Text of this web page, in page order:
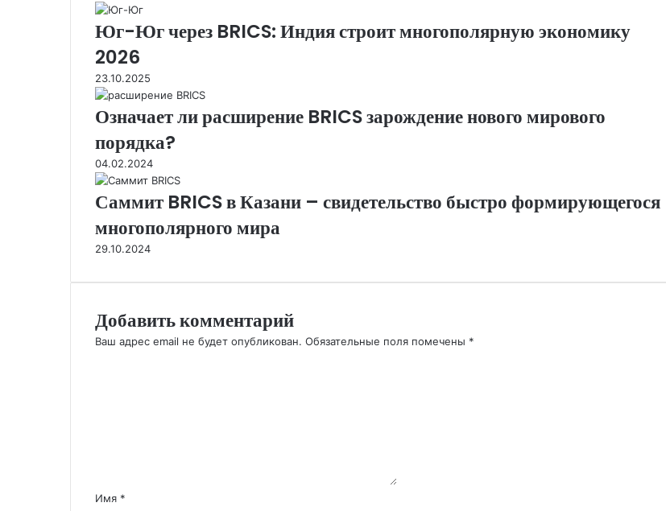
Юг-Юг через BRICS: Индия строит многополярную экономику
2026
23.10.2025
Означает ли расширение BRICS зарождение нового мирового
порядка?
04.02.2024
Саммит BRICS в Казани – свидетельство быстро формирующегося
многополярного мира
29.10.2024
Добавить комментарий
Ваш адрес email не будет опубликован. Обязательные поля помечены *
р
Имя *